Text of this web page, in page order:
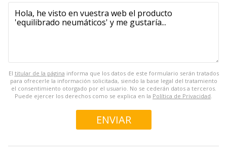
El titular de la página informa que los datos de este formulario serán tratados
para ofrecerle la información solicitada, siendo la base legal del tratamiento
el consentimiento otorgado por el usuario. No se cederán datos a terceros.
Puede ejercer los derechos como se explica en la Política de Privacidad